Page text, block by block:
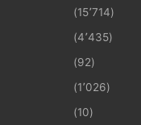
(15٬714)
(4٬435)
(92)
(1٬026)
(10)